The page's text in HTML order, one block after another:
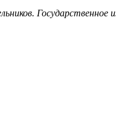
Государственное